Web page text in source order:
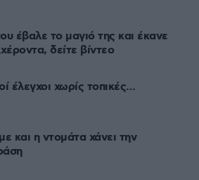
έβαλε το μαγιό της και έκανε
δείτε βίντεο
έλεγχοι χωρίς τοπικές…
και η ντομάτα χάνει την